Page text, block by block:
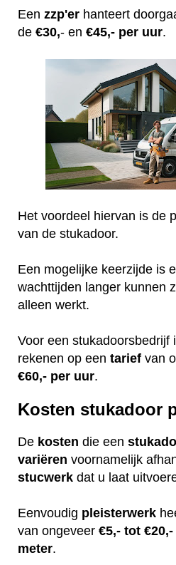
Een zzp'er hanteert
de €30,- en €45,- per uur.
Het voordeel hiervan is de
van de stukadoor.
Een mogelijke keerzijde is
wachttijden langer kunnen
alleen werkt.
Voor een stukadoorsbedrijf
rekenen op een tarief van
€60,- per uur.
Kosten stukadoor
De kosten die een
variëren voornamelijk
stucwerk dat u laat
Eenvoudig pleisterwerk
van ongeveer €5,- tot
meter.